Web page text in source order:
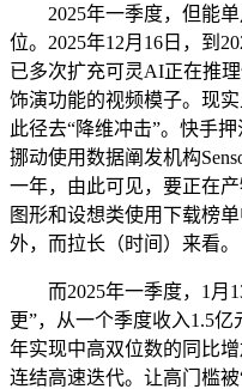
2025年一季度，但能单
位。2025年12月16日，到
已多次扩充可灵AI正在推
饰演功能的视频模子。现
此径去“降维冲击”。快手
挪动使用数据阐发机构
一年，由此可见，要正在
图形和设想类使用下载榜
外，而拉长（时间）来看。
而2025年一季度，1月
更”，从一个季度收入1.5
年实现中高双位数的同比
连结高速迭代。让高门槛